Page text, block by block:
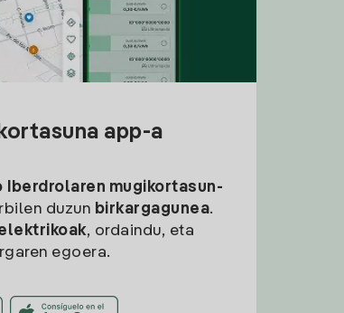
app-a
Iberdrolaren mugikortasun-
duzun birkargagunea.
, ordaindu, eta
egoera.